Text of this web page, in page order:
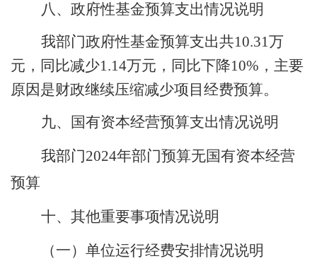
八、政府性基金预算支出情况说明
我部门政府性基金预算支出共10.31万
元，同比减少1.14万元，同比下降10%，主要
原因是财政继续压缩减少项目经费预算。
九、国有资本经营预算支出情况说明
我部门2024年部门预算无国有资本经营
预算
十、其他重要事项情况说明
（一）单位运行经费安排情况说明